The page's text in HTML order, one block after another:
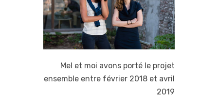
Mel et moi avons porté le projet
ensemble entre février 2018 et avril
2019